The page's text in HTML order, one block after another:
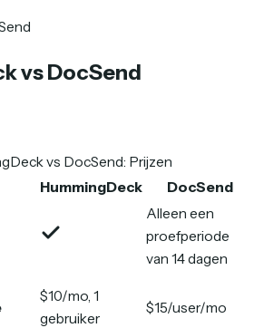
vs DocSend
vs DocSend: Prijzen
HummingDeck DocSend
Alleen een
proefperiode
van 14 dagen
$10/mo, 1
gebruiker
$15/user/mo